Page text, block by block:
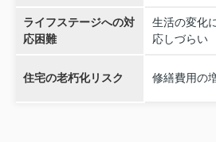
ライフステージへの対
応困難
生活の変化
応しづらい
住宅の老朽化リスク 修繕費用の